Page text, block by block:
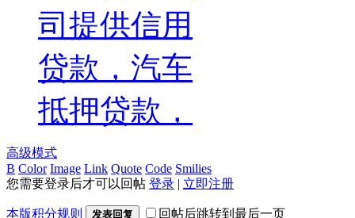
司提供信用
贷款，汽车
抵押贷款，
高级模式
B Color Image Link Quote Code Smilies
您需要登录后才可以回帖 登录 | 立即注册
本版积分规则 发表回复 回帖后跳转到最后一页